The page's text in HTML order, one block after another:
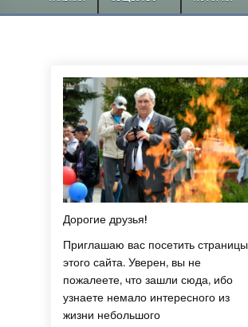
Дорогие друзья!
Приглашаю вас посетить страницы
этого сайта. Уверен, вы не
пожалеете, что зашли сюда, ибо
узнаете немало интересного из
жизни небольшого